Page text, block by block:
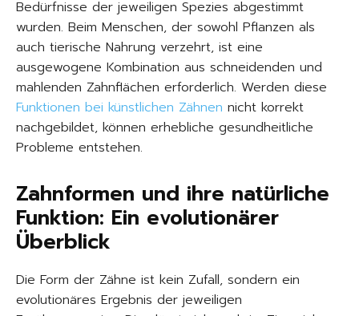
Bedürfnisse der jeweiligen Spezies abgestimmt
wurden. Beim Menschen, der sowohl Pflanzen als
auch tierische Nahrung verzehrt, ist eine
ausgewogene Kombination aus schneidenden und
mahlenden Zahnflächen erforderlich. Werden diese
Funktionen bei künstlichen Zähnen nicht korrekt
nachgebildet, können erhebliche gesundheitliche
Probleme entstehen.
Zahnformen und ihre natürliche
Funktion: Ein evolutionärer
Überblick
Die Form der Zähne ist kein Zufall, sondern ein
evolutionäres Ergebnis der jeweiligen